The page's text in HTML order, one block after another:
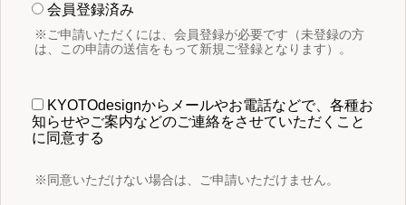
会員登録済み
※ご申請いただくには、会員登録が必要です（未登録の方
は、この申請の送信をもって新規ご登録となります）。
KYOTOdesignからメールやお電話などで、各種お
知らせやご案内などのご連絡をさせていただくこと
に同意する
※同意いただけない場合は、ご申請いただけません。